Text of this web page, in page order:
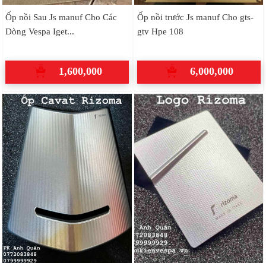
Ốp nồi Sau Js manuf Cho Các
Dòng Vespa Iget...
1,600,000
Ốp nồi trước Js manuf Cho gts-
gtv Hpe 108
6,000,000